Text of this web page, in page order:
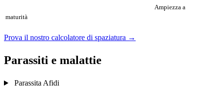
Ampiezza a
maturità
Prova il nostro calcolatore di spaziatura →
Parassiti e malattie
Parassita Afidi